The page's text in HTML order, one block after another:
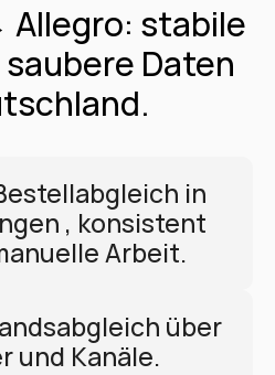
Allegro: stabile
Daten
in
, konsistent
Arbeit.
über
und Kanäle.